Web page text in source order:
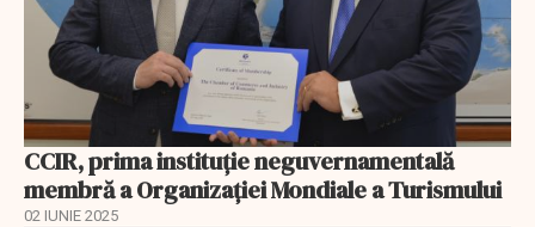
CCIR, prima instituție neguvernamentală
membră a Organizației Mondiale a Turismului
02 IUNIE 2025